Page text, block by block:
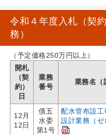
令和４年度入札（契
務）
（予定価格250万円以上）
開札
（契
約）
日
業務
番号
業務名（
12月
12日
債五
水委
第1号
配水管布設工
設計業務（ゼ